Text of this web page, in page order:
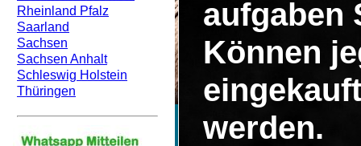
Rheinland Pfalz
Saarland
Sachsen
Sachsen Anhalt
Schleswig Holstein
Thüringen
aufgaben
Können
werden.